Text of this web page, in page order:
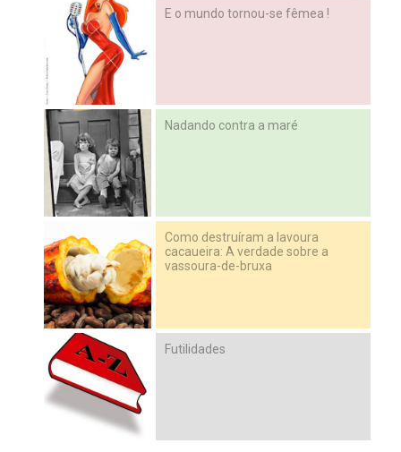
E o mundo tornou-se fêmea !
Nadando contra a maré
Como destruíram a lavoura
cacaueira: A verdade sobre a
vassoura-de-bruxa
Futilidades